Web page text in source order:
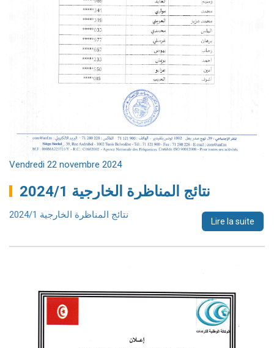
Vendredi 22 novembre 2024
نتائج المناظرة الخارجية 2024/1
نتائج المناظرة الخارجية 2024/1
Lire la suite